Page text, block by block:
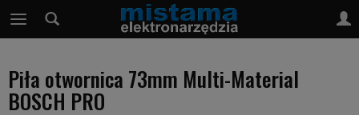
Piła otwornica 73mm Multi-Material
BOSCH PRO